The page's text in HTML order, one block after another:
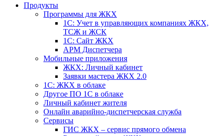
Продукты
Программы для ЖКХ
1С: Учет в управляющих компаниях ЖКХ,
ТСЖ и ЖСК
1С: Сайт ЖКХ
АРМ Диспетчера
Мобильные приложения
ЖКХ: Личный кабинет
Заявки мастера ЖКХ 2.0
1С: ЖКХ в облаке
Другое ПО 1С в облаке
Личный кабинет жителя
Онлайн аварийно-диспетчерская служба
Сервисы
ГИС ЖКХ – сервис прямого обмена